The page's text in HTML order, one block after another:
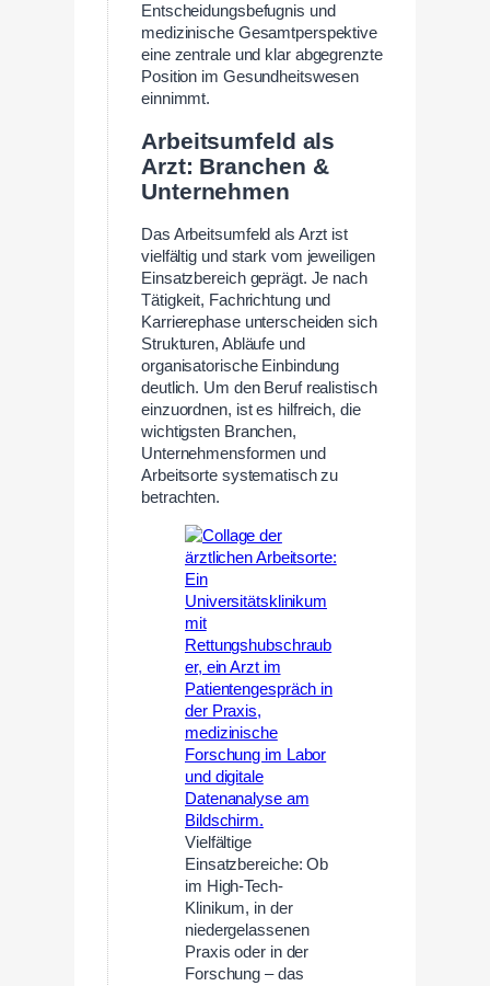
Entscheidungsbefugnis und
medizinische Gesamtperspektive
eine zentrale und klar abgegrenzte
Position im Gesundheitswesen
einnimmt.
Arbeitsumfeld als
Arzt: Branchen &
Unternehmen
Das Arbeitsumfeld als Arzt ist
vielfältig und stark vom jeweiligen
Einsatzbereich geprägt. Je nach
Tätigkeit, Fachrichtung und
Karrierephase unterscheiden sich
Strukturen, Abläufe und
organisatorische Einbindung
deutlich. Um den Beruf realistisch
einzuordnen, ist es hilfreich, die
wichtigsten Branchen,
Unternehmensformen und
Arbeitsorte systematisch zu
betrachten.
Vielfältige
Einsatzbereiche: Ob
im High-Tech-
Klinikum, in der
niedergelassenen
Praxis oder in der
Forschung – das